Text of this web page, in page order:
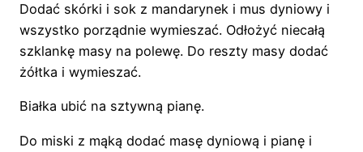
Dodać skórki i sok z mandarynek i mus dyniowy i
wszystko porządnie wymieszać. Odłożyć niecałą
szklankę masy na polewę. Do reszty masy dodać
żółtka i wymieszać.
Białka ubić na sztywną pianę.
Do miski z mąką dodać masę dyniową i pianę i